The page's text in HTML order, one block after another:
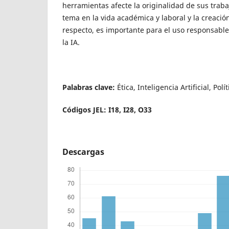
herramientas afecte la originalidad de sus
tema en la vida académica y laboral y la
respecto, es importante para el uso
la IA.
Palabras clave: Ética, Inteligencia Artificial,
Códigos JEL: I18, I28, O33
Descargas